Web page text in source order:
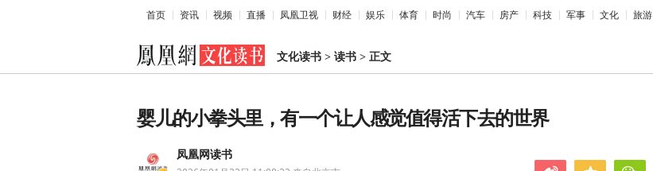
首页 资讯 视频 直播 凤凰卫视 财经 娱乐 体育 时尚 汽车 房产 科技 军事 文化 旅游
文化读书 > 读书 > 正文
婴儿的小拳头里，有一个让人感觉值得活下去的世界
凤凰网读书